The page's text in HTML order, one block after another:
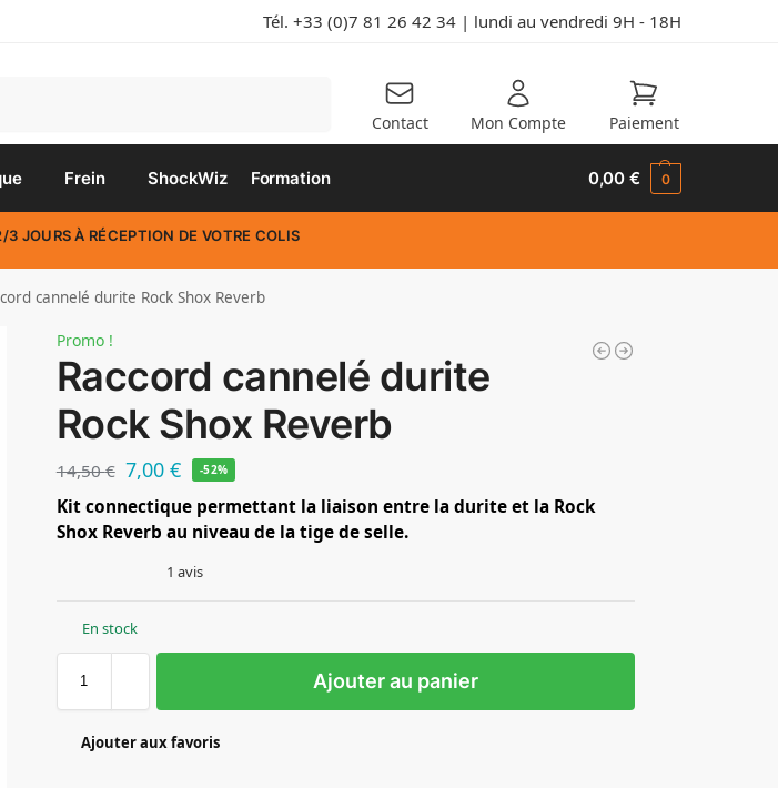
Tél. +33 (0)7 81 26 42 34 | lundi au vendredi 9H - 18H
Contact Mon Compte Paiement
Frein ShockWiz Formation 0,00€ 0
3 JOURS À RÉCEPTION DE VOTRE COLIS
cannelé durite Rock Shox Reverb
Promo !
Raccord cannelé durite
Rock Shox Reverb
14,50€ 7,00 € -52%
Kit connectique permettant la liaison entre la durite et la Rock
Shox Reverb au niveau de la tige de selle.
1 avis
En stock
Ajouter au panier
Ajouter aux favoris